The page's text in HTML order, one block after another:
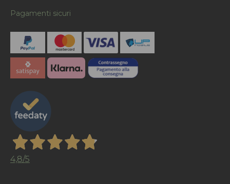
Pagamenti sicuri
4,8/5